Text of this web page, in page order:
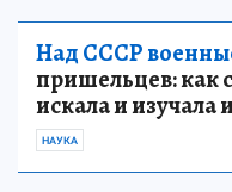
Над СССР
пришельцев: как
искала и изучала
НАУКА